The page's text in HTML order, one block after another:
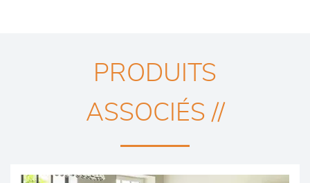
PRODUITS
ASSOCIÉS //